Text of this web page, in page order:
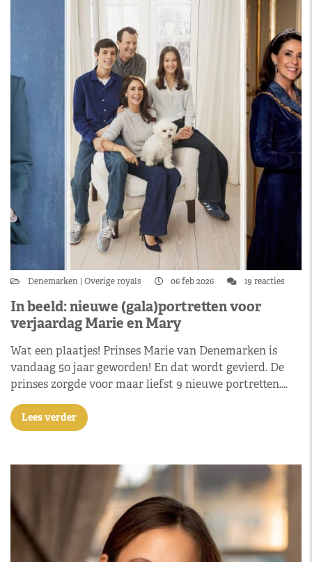
Denemarken Overige royals 06 feb 2026 19 reacties
In beeld: nieuwe (gala)portretten voor
verjaardag Marie en Mary
Wat een plaatjes! Prinses Marie van Denemarken is
vandaag 50 jaar geworden! En dat wordt gevierd. De
prinses zorgde voor maar liefst 9 nieuwe portretten.…
Lees verder